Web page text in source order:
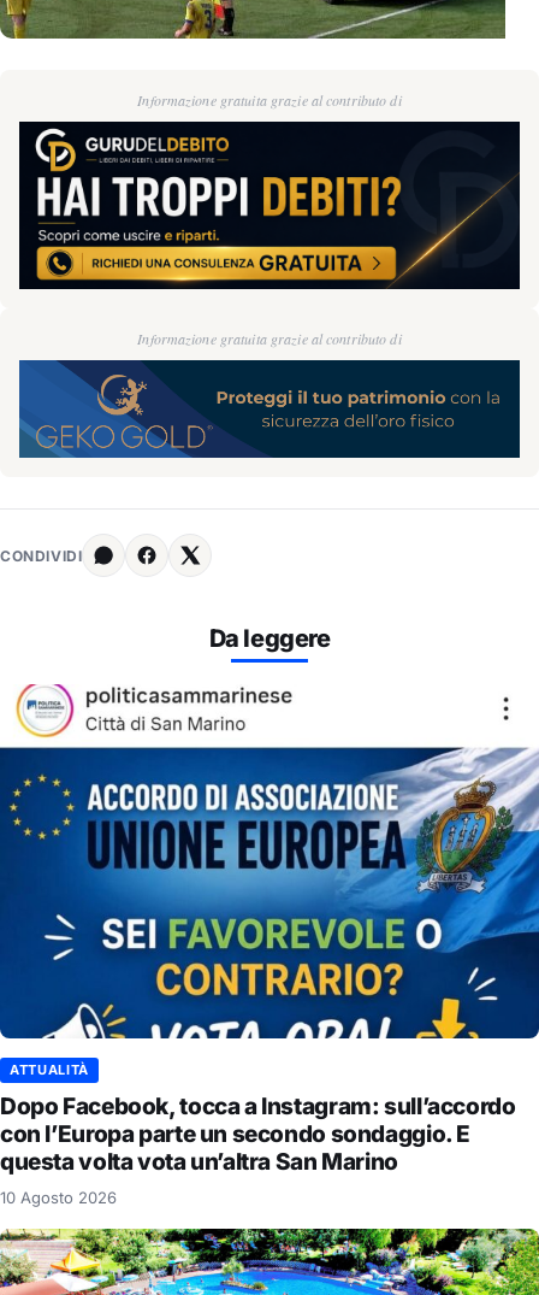
Informazione gratuita grazie al contributo di
Informazione gratuita grazie al contributo di
CONDIVIDI
Da leggere
ATTUALITÀ
Dopo Facebook, tocca a Instagram: sull’accordo
con l’Europa parte un secondo sondaggio. E
questa volta vota un’altra San Marino
10 Agosto 2026